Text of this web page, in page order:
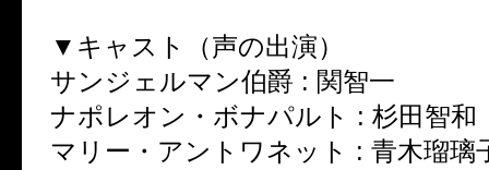
▼キャスト（声の出演）
サンジェルマン伯爵 : 関智一
ナポレオン・ボナパルト : 杉田智和
マリー・アントワネット : 青木瑠璃